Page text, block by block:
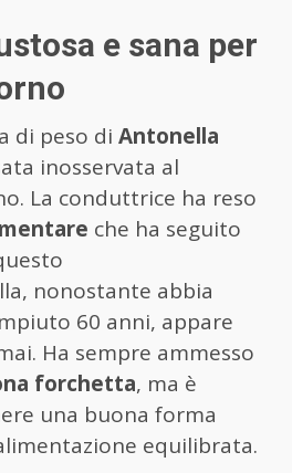
e sana per
di peso di Antonella
inosservata al
La conduttrice ha reso
che ha seguito
nonostante abbia
60 anni, appare
Ha sempre ammesso
forchetta, ma è
una buona forma
equilibrata.